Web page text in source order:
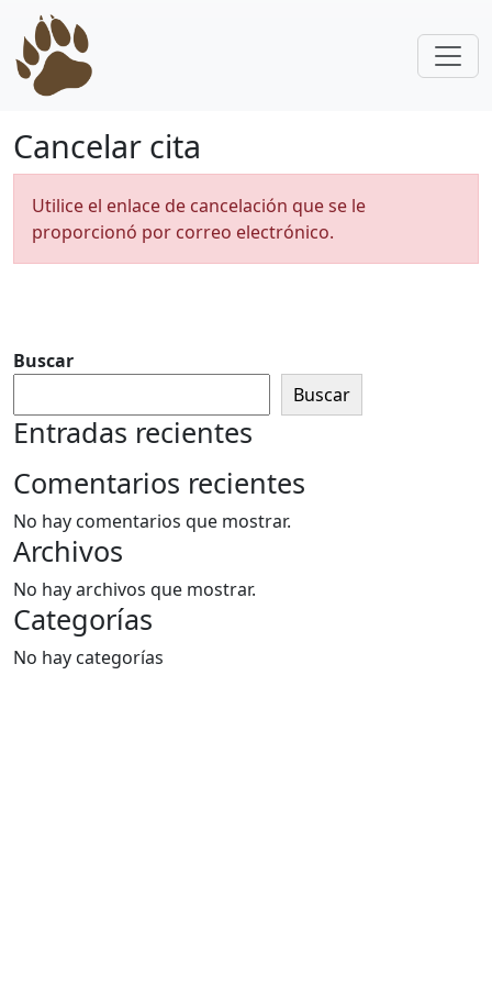
Skip to main content
Cancelar cita
Utilice el enlace de cancelación que se le
proporcionó por correo electrónico.
Buscar
Buscar
Entradas recientes
Comentarios recientes
No hay comentarios que mostrar.
Archivos
No hay archivos que mostrar.
Categorías
No hay categorías